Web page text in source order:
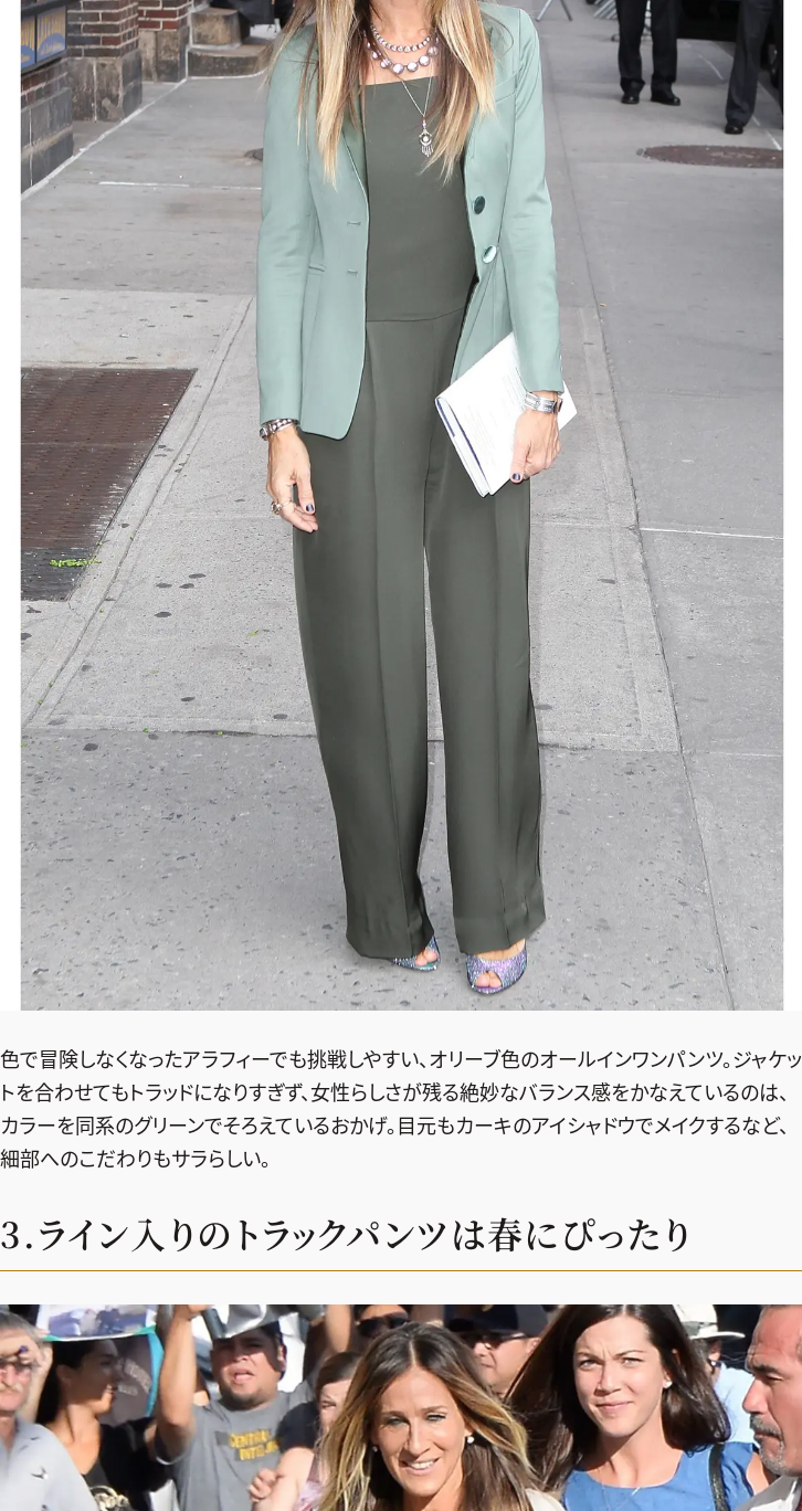
色で冒険しなくなったアラフィーでも挑戦しやすい、オリーブ色のオールインワンパンツ。ジャケッ
トを合わせてもトラッドになりすぎず、女性らしさが残る絶妙なバランス感をかなえているのは、
カラーを同系のグリーンでそろえているおかげ。目元もカーキのアイシャドウでメイクするなど、
細部へのこだわりもサラらしい。
3.ライン入りのトラックパンツは春にぴったり